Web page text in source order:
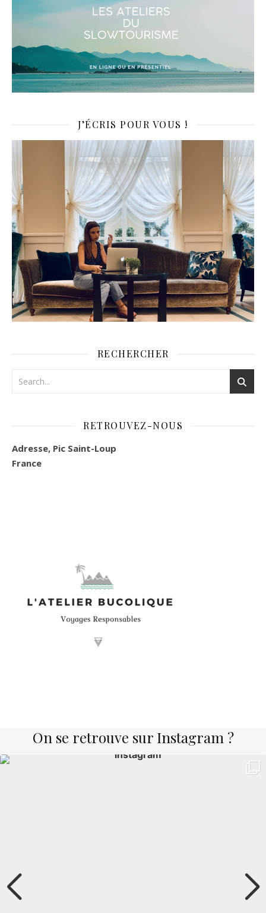
J’ÉCRIS POUR VOUS !
RECHERCHER
RETROUVEZ-NOUS
Adresse, Pic Saint-Loup
France
On se retrouve sur Instagram ?